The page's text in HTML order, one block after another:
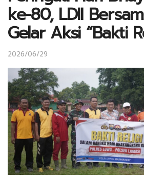
ke-80, LDII
Gelar Aksi “Bakti
2026/06/29